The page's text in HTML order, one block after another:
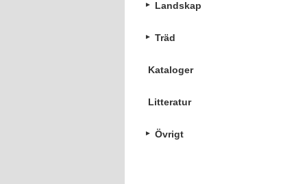
Landskap
Träd
Kataloger
Litteratur
Övrigt